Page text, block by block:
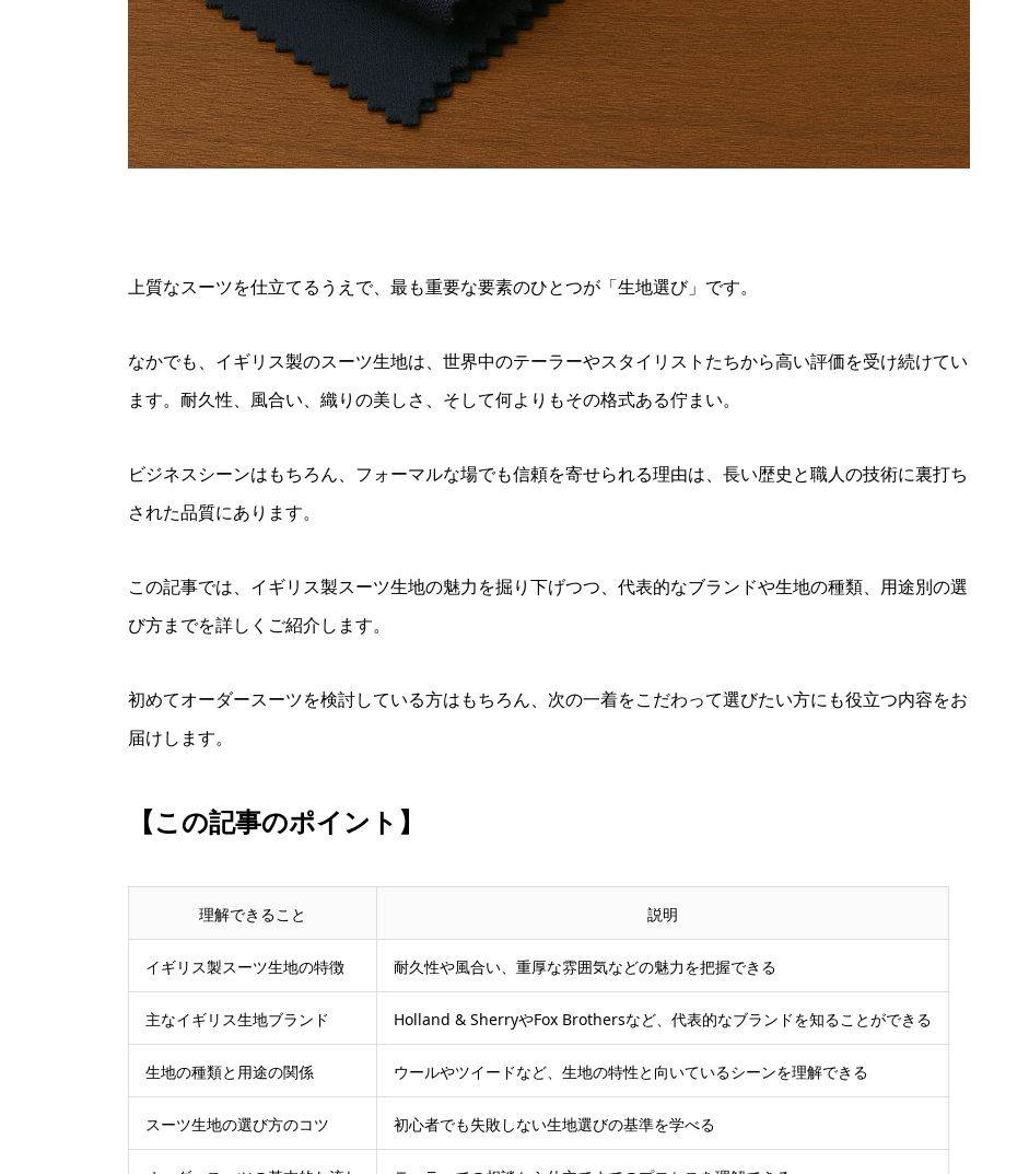
上質なスーツを仕立てるうえで、最も重要な要素のひとつが「生地選び」です。
なかでも、イギリス製のスーツ生地は、世界中のテーラーやスタイリストたちから高い評価を受け続けてい
ます。耐久性、風合い、織りの美しさ、そして何よりもその格式ある佇まい。
ビジネスシーンはもちろん、フォーマルな場でも信頼を寄せられる理由は、長い歴史と職人の技術に裏打ち
された品質にあります。
この記事では、イギリス製スーツ生地の魅力を掘り下げつつ、代表的なブランドや生地の種類、用途別の選
び方までを詳しくご紹介します。
初めてオーダースーツを検討している方はもちろん、次の一着をこだわって選びたい方にも役立つ内容をお
届けします。
【この記事のポイント】
理解できること 説明
イギリス製スーツ生地の特徴 耐久性や風合い、重厚な雰囲気などの魅力を把握できる
主なイギリス生地ブランド Holland & SherryやFox Brothersなど、代表的なブランドを知ることができる
生地の種類と用途の関係 ウールやツイードなど、生地の特性と向いているシーンを理解できる
スーツ生地の選び方のコツ 初心者でも失敗しない生地選びの基準を学べる